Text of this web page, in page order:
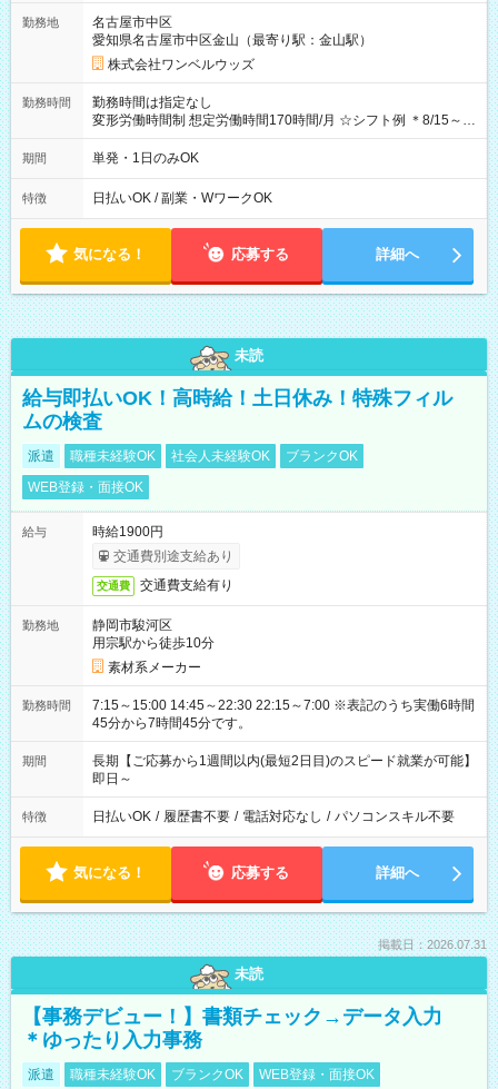
期間なし
勤務地
名古屋市中区
愛知県名古屋市中区金山（最寄り駅：金山駅）
株式会社ワンベルウッズ
勤務時間
勤務時間は指定なし
変形労働時間制 想定労働時間170時間/月 ☆シフト例 ＊8/15～
10/26 全日共通 08：00～12：00 17：00～21：00 ＊8/31
～9/19のみ下記シフトもあります！ 12：00～16：00 ＊9/6～
00
期間 単発・1日のみOK
特徴 日払いOK / 副業・WワークOK
気になる！ 応募する 詳細へ
未読
給与即払いOK！高時給！土日休み！特殊フィル
ムの検査
派遣 職種未経験OK 社会人未経験OK
ブランクOK
WEB登録・面接OK
給与
時給1900円
交通費別途支給あり
交通費 交通費支給有り
勤務地
静岡市駿河区
用宗駅から徒歩10分
素材系メーカー
勤務時間
7:15～15:00 14:45～22:30 22:15～7:00 ※表記のうち実働6時間
45分から7時間45分です。
期間
長期【ご応募から1週間以内(最短2日目)のスピード就業が可能】
即日～
特徴 日払いOK / 履歴書不要 / 電話対応なし / パソコンスキル不要
気になる！ 応募する 詳細へ
掲載日：2026.07.31
未読
【事務デビュー！】書類チェック→データ入力
＊ゆったり入力事務
派遣 職種未経験OK ブランクOK WEB登録・面接OK